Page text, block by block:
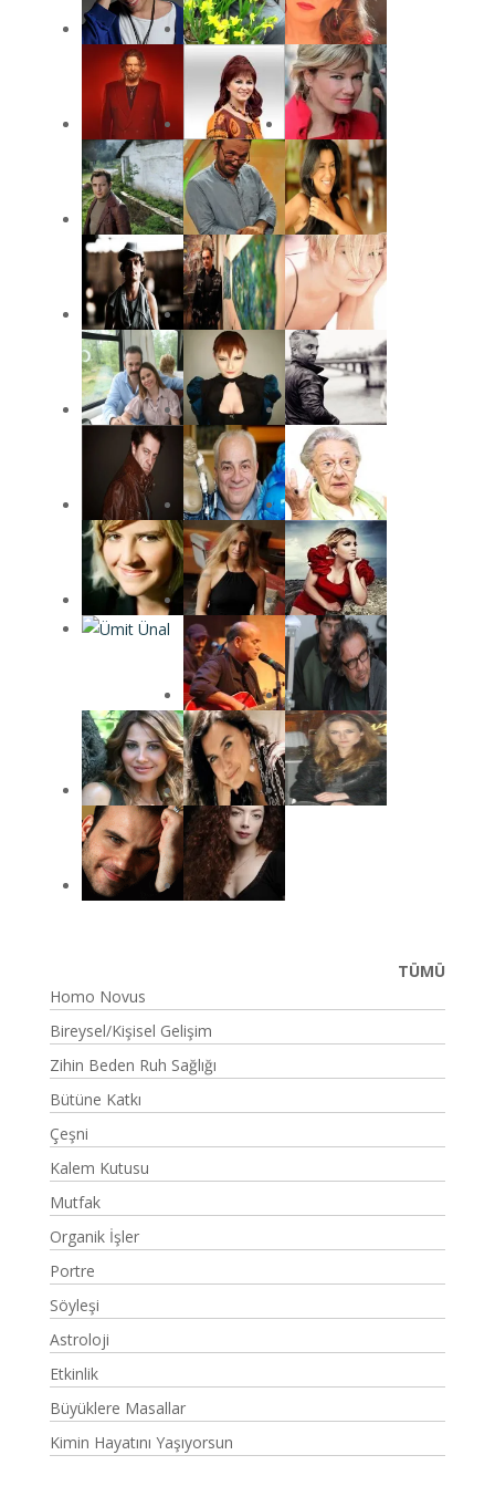
TÜMÜ
Homo Novus
Bireysel/Kişisel Gelişim
Zihin Beden Ruh Sağlığı
Bütüne Katkı
Çeşni
Kalem Kutusu
Mutfak
Organik İşler
Portre
Söyleşi
Astroloji
Etkinlik
Büyüklere Masallar
Kimin Hayatını Yaşıyorsun